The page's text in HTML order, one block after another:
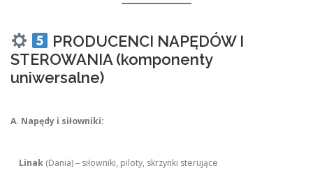
PRODUCENCI NAPĘDÓW I
STEROWANIA (komponenty
uniwersalne)
A. Napędy i siłowniki:
Linak (Dania) – siłowniki, piloty, skrzynki sterujące